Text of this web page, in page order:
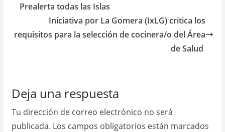
Prealerta todas las Islas
Iniciativa por La Gomera (IxLG) critica los
requisitos para la selección de cocinera/o del Área
de Salud
Deja una respuesta
Tu dirección de correo electrónico no será
publicada. Los campos obligatorios están marcados